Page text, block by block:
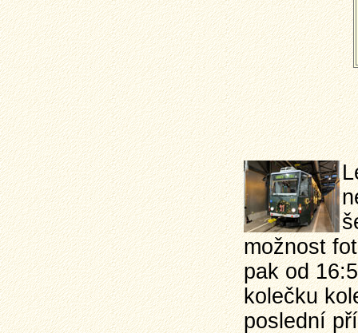
možnost
pak od
kolečku
poslední